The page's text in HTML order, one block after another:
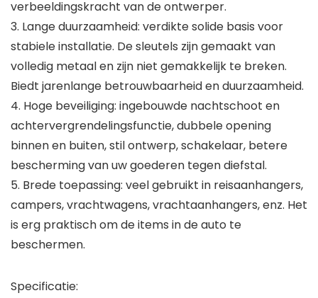
verbeeldingskracht van de ontwerper.
3. Lange duurzaamheid: verdikte solide basis voor
stabiele installatie. De sleutels zijn gemaakt van
volledig metaal en zijn niet gemakkelijk te breken.
Biedt jarenlange betrouwbaarheid en duurzaamheid.
4. Hoge beveiliging: ingebouwde nachtschoot en
achtervergrendelingsfunctie, dubbele opening
binnen en buiten, stil ontwerp, schakelaar, betere
bescherming van uw goederen tegen diefstal.
5. Brede toepassing: veel gebruikt in reisaanhangers,
campers, vrachtwagens, vrachtaanhangers, enz. Het
is erg praktisch om de items in de auto te
beschermen.
Specificatie: